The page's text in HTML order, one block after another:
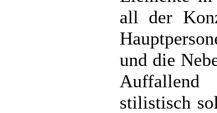
all der
und die
Auffallend
stilistisch